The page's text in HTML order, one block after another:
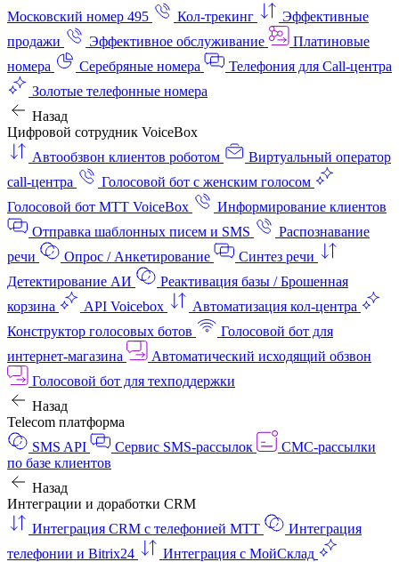
Московский номер 495
Кол-трекинг
Эффективные
продажи
Эффективное обслуживание
Платиновые
номера
Серебряные номера
Телефония для Call-центра
Золотые телефонные номера
Назад
Цифровой сотрудник VoiceBox
Автообзвон клиентов роботом
Виртуальный оператор
call-центра
Голосовой бот с женским голосом
Голосовой бот МТТ VoiceBox
Информирование клиентов
Отправка шаблонных писем и SMS
Распознавание
речи
Опрос / Анкетирование
Синтез речи
Детектирование АИ
Реактивация базы / Брошенная
корзина
API Voicebox
Автоматизация кол‑центра
Конструктор голосовых ботов
Голосовой бот для
интернет‑магазина
Автоматический исходящий обзвон
Голосовой бот для техподдержки
Назад
Telecom платформа
SMS API
Сервис SMS-рассылок
СМС-рассылки
по базе клиентов
Назад
Интеграции и доработки CRM
Интеграция CRM с телефонией МТТ
Интеграция
телефонии и Bitrix24
Интеграция с МойСклад